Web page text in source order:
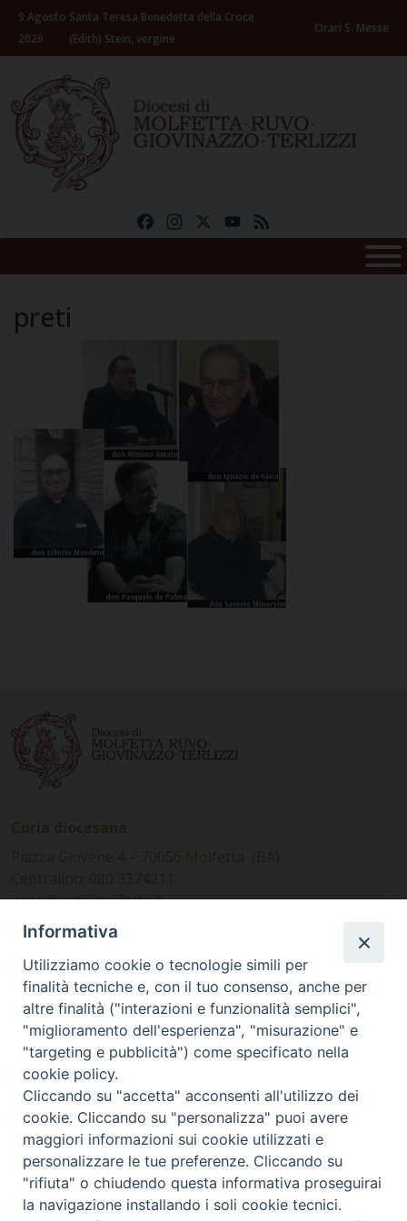
Skip
content
9 Agosto
2026
Santa Teresa Benedetta della Croce
(Edith) Stein, vergine
Orari S. Messe
FacebookInstagramYouTube
preti
www.diocesimolfetta.it –
diocesimolfetta@pec.chiesacattolica.it
Ufficio Comunicazioni sociali
Piazza Giovene 4 – 70056 Molfetta (BA)
comunicazionisociali@diocesimolfetta.it
SEGUICI SU
Facebook
Instagram
X YouTube
Feed
Privacy Policy - trasparenza
Informativa
Utilizziamo cookie o tecnologie simili per
finalità tecniche e, con il tuo consenso, anche per
altre finalità ("interazioni e funzionalità semplici",
"miglioramento dell'esperienza", "misurazione" e
"targeting e pubblicità") come specificato nella
cookie policy.
Cliccando su "accetta" acconsenti all'utilizzo dei
cookie. Cliccando su "personalizza" puoi avere
maggiori informazioni sui cookie utilizzati e
personalizzare le tue preferenze. Cliccando su
"rifiuta" o chiudendo questa informativa proseguirai
la navigazione installando i soli cookie tecnici.